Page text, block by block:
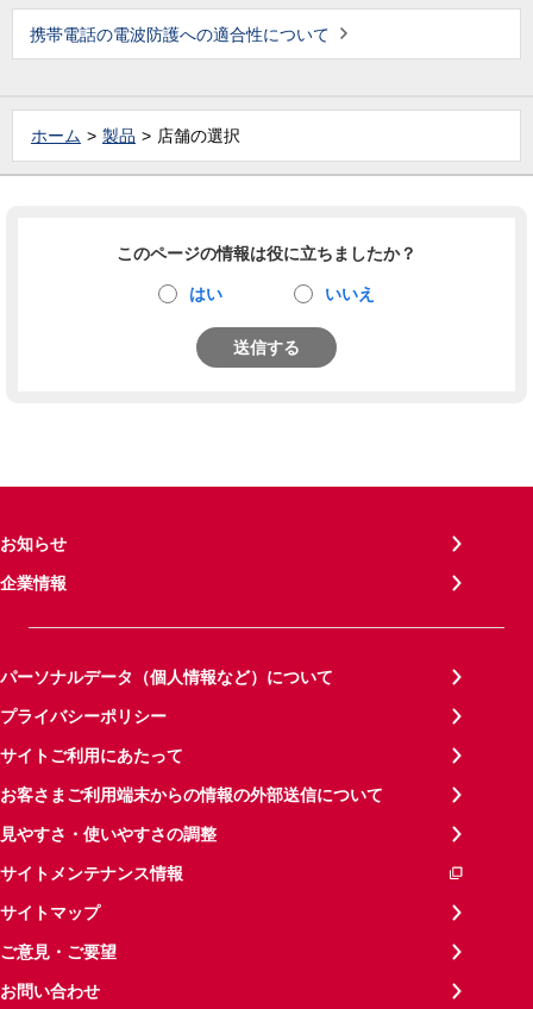
携帯電話の電波防護への適合性について
ホーム 製品 店舗の選択
このページの情報は役に立ちましたか？
はい いいえ
送信する
お知らせ
企業情報
パーソナルデータ（個人情報など）について
プライバシーポリシー
サイトご利用にあたって
お客さまご利用端末からの情報の外部送信について
見やすさ・使いやすさの調整
サイトメンテナンス情報
サイトマップ
ご意見・ご要望
お問い合わせ